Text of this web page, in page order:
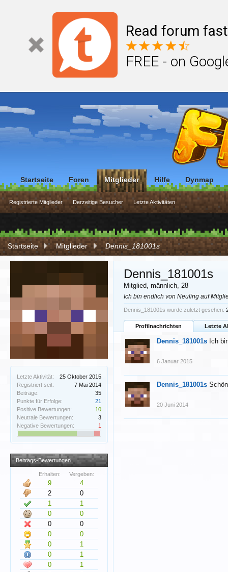
Read forum
FREE - on
Startseite Mitglieder Dennis_181001s
Letzte Aktivität:
25 Oktober 2015
Registriert seit:
7 Mai 2014
Beiträge:
35
Punkte für Erfolge:
21
Positive Bewertungen:
10
Neutrale Bewertungen:
3
Negative Bewertungen:
1
Beitrags-Bewertungen
Erhalten: Vergeben:
9
4
2
0
1
1
0
0
0
0
0
0
0
1
0
1
0
1
Dennis_181001s
Mitglied, männlich, 28
Ich bin endlich von Neuling auf
Dennis_181001s wurde zuletzt gesehen:
Profilnachrichten Letzte
Dennis_181001s Ich
6 Januar 2015
Dennis_181001s
20 Juni 2014
Startseite Foren Mitglieder
Registrierte Mitglieder Derzeitige Besucher Letzte Aktivitäten
Hilfe Dynmap